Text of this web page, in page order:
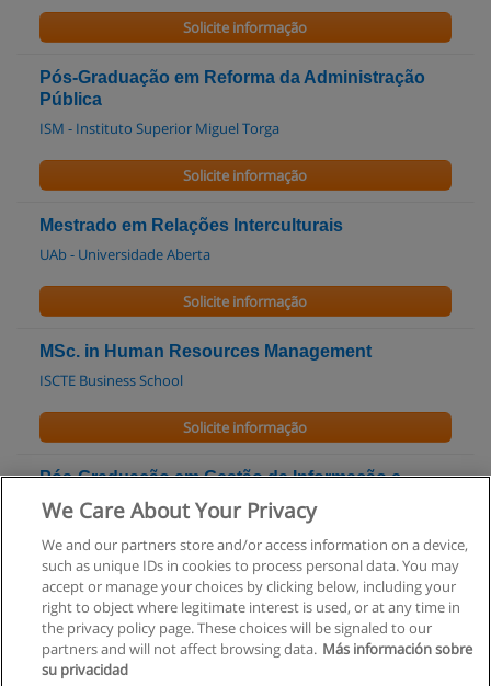
Solicite informação
Pós-Graduação em Reforma da Administração
Pública
ISM - Instituto Superior Miguel Torga
Solicite informação
Mestrado em Relações Interculturais
UAb - Universidade Aberta
Solicite informação
MSc. in Human Resources Management
ISCTE Business School
Solicite informação
Pós-Graduação em Gestão da Informação e
Marketing Intelligence
Solicite informação
We Care About Your Privacy
We and our partners store and/or access information on a device,
such as unique IDs in cookies to process personal data. You may
accept or manage your choices by clicking below, including your
right to object where legitimate interest is used, or at any time in
the privacy policy page. These choices will be signaled to our
partners and will not affect browsing data. Más información sobre
su privacidad